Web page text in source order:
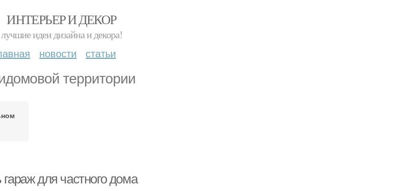
ИНТЕРЬЕР И ДЕКОР
лучшие идеи дизайна и декора!
новости статьи
территории
гараж для частного дома